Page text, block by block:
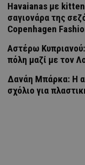
Havaianas με
σαγιονάρα της
Copenhagen
Αστέρω
πόλη μαζί με τον
Δανάη Μπάρκα: Η
σχόλιο για